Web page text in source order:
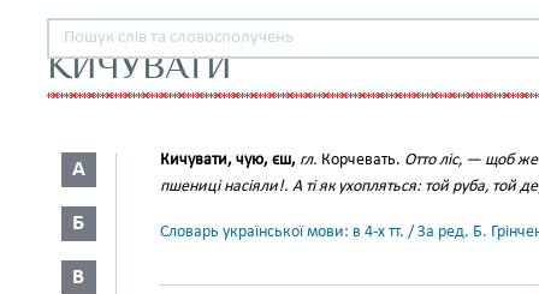
КИЧУВАТИ
А
Б
В
Кичувати, чую, єш, гл. Корчевать. Отто ліс, — щоб
пшениці насіяли!. А ті як ухопляться: той руба, той
Словарь української мови: в 4-х тт. / За ред. Б.